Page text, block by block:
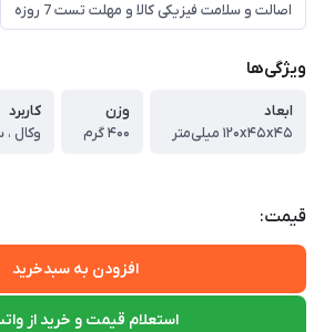
اصالت و سلامت فیزیکی کالا و مهلت تست 7 روزه
ویژگی‌ها
ابعاد
۱۲۰x۴۵x۴۵ میلی‌متر
وزن
۴۰۰ گرم
کاربرد
وکال ،
قیمت:
افزودن به سبدخرید
استعلام قیمت و خرید از